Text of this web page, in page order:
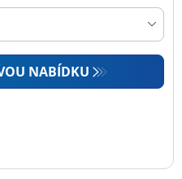
NABÍDKU